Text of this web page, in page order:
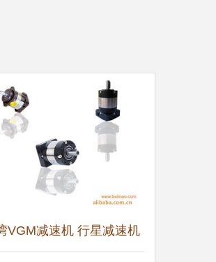
VGM减速机 行星减速机